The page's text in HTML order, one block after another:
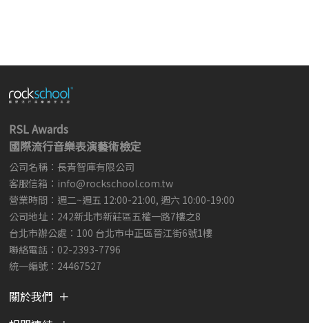
RSL Awards
國際流行音樂表演藝術檢定
公司名稱：長青智庫有限公司
客服信箱： info@rockschool.com.tw ​
營業時間：週二~週五 12:00-21:00, 週六 10:00-19:00
公司地址：242新北市新莊區五權一路7樓之8
台北市辦公處：100 台北市中正區晉江街6號1樓
聯絡電話：02-2393-7796
統一編號：24467527
關於我們